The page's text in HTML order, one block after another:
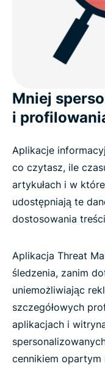
Mniej
i
Aplikacje
co czytasz, ile
artykułach i w
udostępniają te
dostosowania
Aplikacja Threat
śledzenia, zanim
uniemożliwiając
szczegółowych
aplikacjach i
cennikiem